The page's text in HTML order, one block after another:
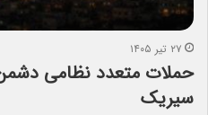
۲۷ تیر ۱۴۰۵
حملات متعدد نظامی
سیریک